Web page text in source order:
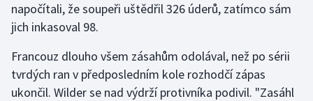
Jezdectví
Judo
Krasobruslení
napočítali, že soupeři uštědřil 326 úderů, zatímco sám
jich inkasoval 98.
Francouz dlouho všem zásahům odolával, než po sérii
tvrdých ran v předposledním kole rozhodčí zápas
ukončil. Wilder se nad výdrží protivníka podivil. "Zasáhl